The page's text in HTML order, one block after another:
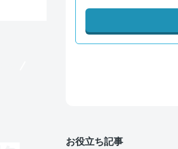
お役立ち記事